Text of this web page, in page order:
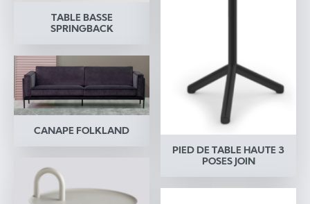
TABLE BASSE
SPRINGBACK
CANAPE FOLKLAND
PIED DE TABLE HAUTE 3
POSES JOIN